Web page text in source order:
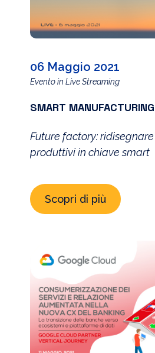
06 Maggio 2021
Evento in Live Streaming
SMART
Future factory:
produttivi in chiave smart
Scopri di più